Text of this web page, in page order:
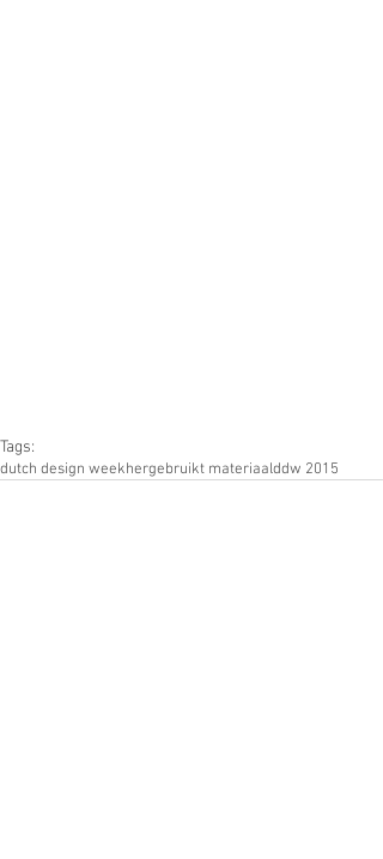
Tags:
dutch design weekhergebruikt materiaalddw 2015